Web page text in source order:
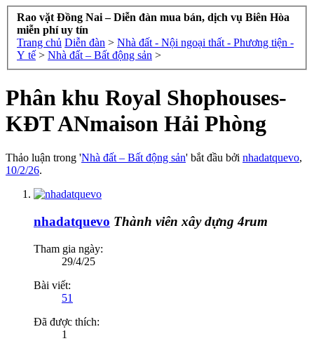
Rao vặt Đồng Nai – Diễn đàn mua bán, dịch vụ Biên Hòa
miễn phí uy tín
Trang chủ Diễn đàn > Nhà đất - Nội ngoại thất - Phương tiện -
Y tế > Nhà đất – Bất động sản >
Phân khu Royal Shophouses-
KĐT ANmaison Hải Phòng
Thảo luận trong 'Nhà đất – Bất động sản' bắt đầu bởi nhadatquevo,
10/2/26.
nhadatquevo Thành viên xây dựng 4rum
Tham gia ngày:
29/4/25
Bài viết:
51
Đã được thích:
1